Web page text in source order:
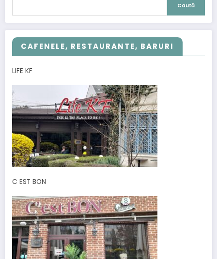
Caută
CAFENELE, RESTAURANTE, BARURI
LIFE KF
C EST BON